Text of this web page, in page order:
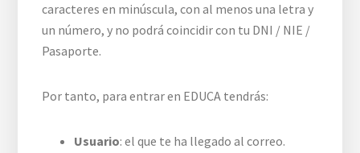
caracteres en minúscula, con al menos una letra y
un número, y no podrá coincidir con tu DNI / NIE /
Pasaporte.
Por tanto, para entrar en EDUCA tendrás:
Usuario: el que te ha llegado al correo.